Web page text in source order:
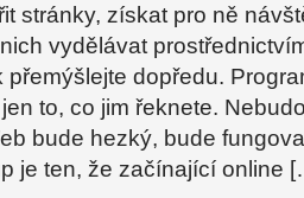
stránky, získat pro ně
vydělávat
přemýšlejte dopředu.
to, co jim řeknete.
bude hezký, bude
je ten, že začínající online